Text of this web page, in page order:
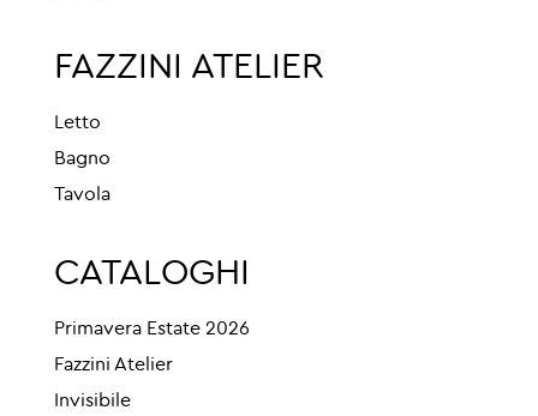
FAZZINI ATELIER
Letto
Bagno
Tavola
CATALOGHI
Primavera Estate 2026
Fazzini Atelier
Invisibile